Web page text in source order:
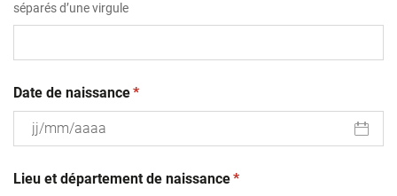
séparés d’une virgule
Date de naissance(obligatoire)
*
slash
Lieu et département de naissance(obligatoire)
*